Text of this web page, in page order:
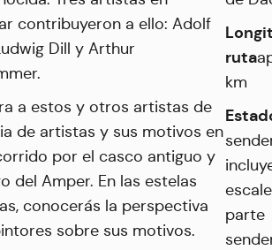
contribuyeron a ello: Adolf
Dill y Arthur
a estos y otros artistas de
de artistas y sus motivos en
por el casco antiguo y
del Amper. En las estelas
conocerás la perspectiva
sobre sus motivos.
ruta
km
parte